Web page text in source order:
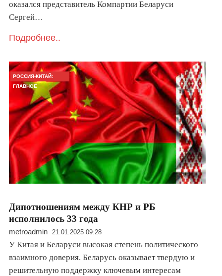
оказался представитель Компартии Беларуси
Сергей…
Подробнее..
РОССИЯ-КИТАЙ:
ГЛАВНОЕ
Дипотношениям между КНР и РБ
исполнилось 33 года
metroadmin 21.01.2025 09:28
У Китая и Беларуси высокая степень политического
взаимного доверия. Беларусь оказывает твердую и
решительную поддержку ключевым интересам